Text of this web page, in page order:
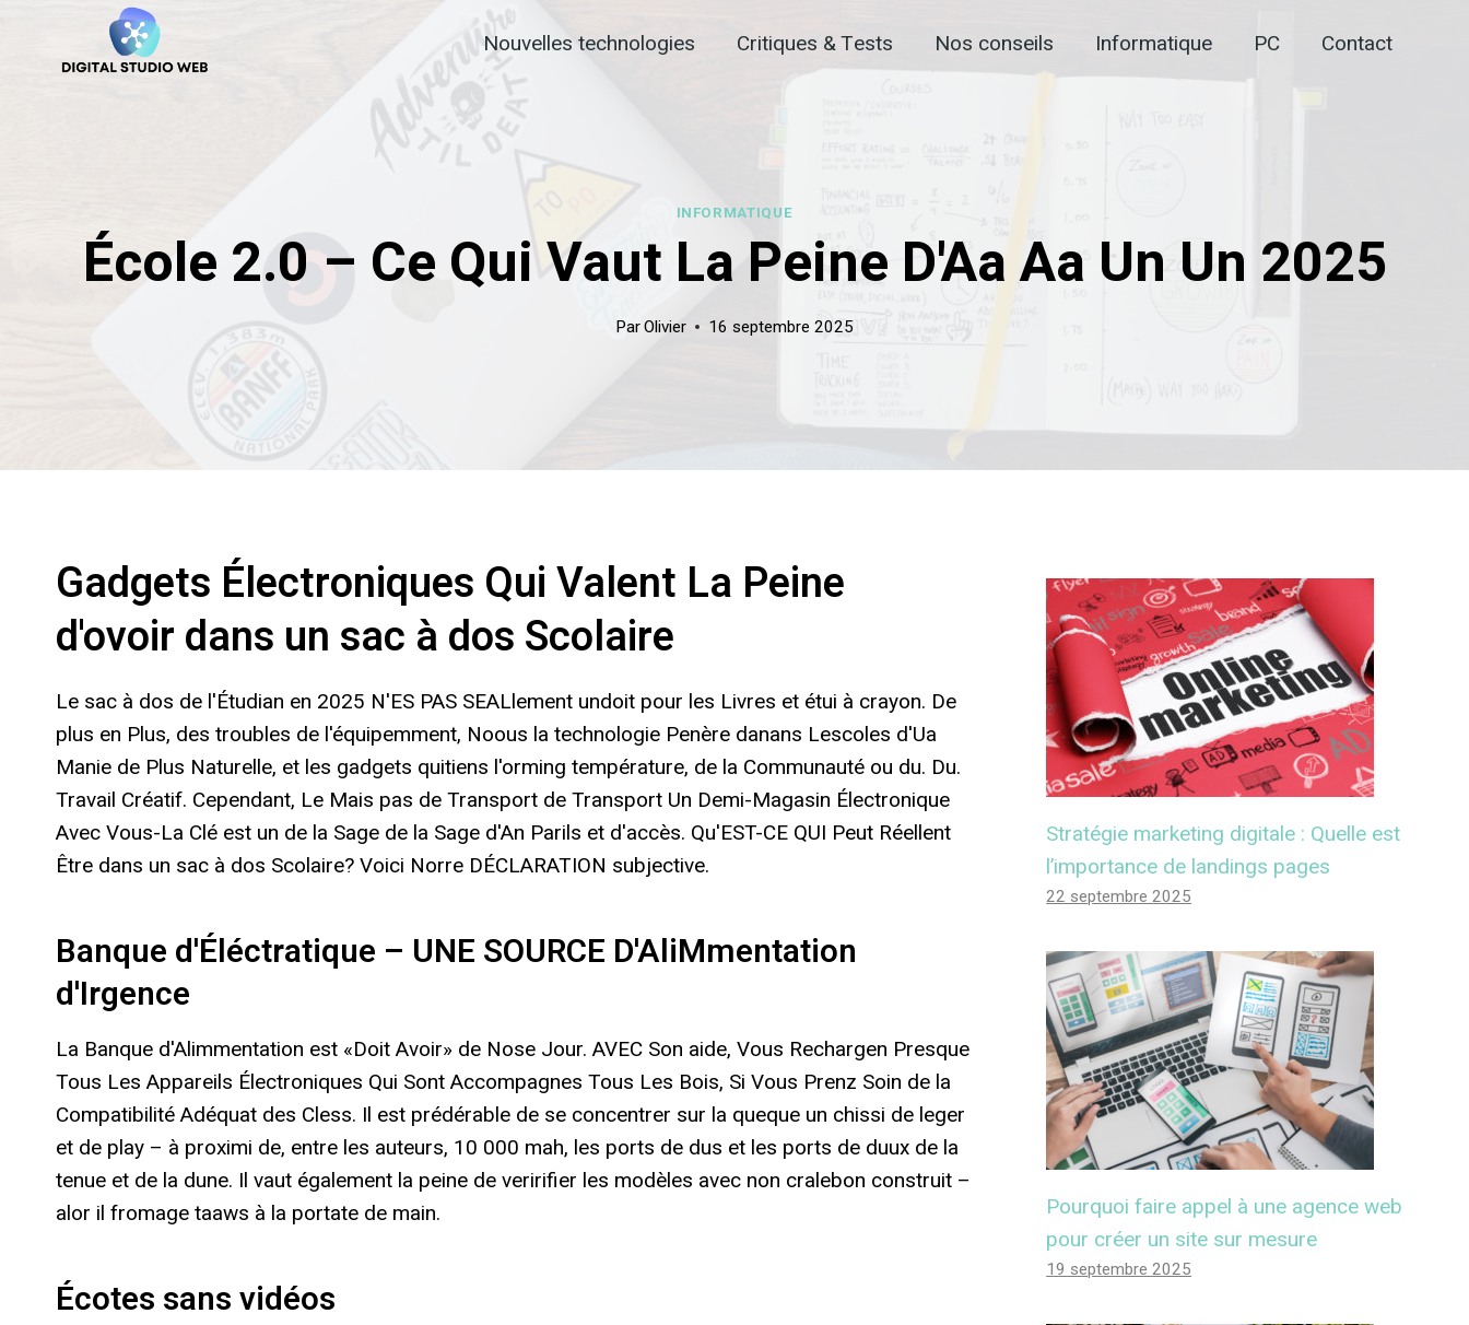
content
Nouvelles technologies Critiques & Tests Nos conseils Informatique PC Contact
INFORMATIQUE
École 2.0 – Ce Qui Vaut La Peine D'Aa Aa Un Un 2025
ParOlivier 16 septembre 2025
Gadgets Électroniques Qui Valent La Peine
d'ovoir dans un sac à dos Scolaire
Le sac à dos de l'Étudian en 2025 N'ES PAS SEALlement undoit pour les Livres et étui à crayon. De
plus en Plus, des troubles de l'équipemment, Noous la technologie Penère danans Lescoles d'Ua
Manie de Plus Naturelle, et les gadgets quitiens l'orming température, de la Communauté ou du. Du.
Travail Créatif. Cependant, Le Mais pas de Transport de Transport Un Demi-Magasin Électronique
Avec Vous-La Clé est un de la Sage de la Sage d'An Parils et d'accès. Qu'EST-CE QUI Peut Réellent
Être dans un sac à dos Scolaire? Voici Norre DÉCLARATION subjective.
Banque d'Éléctratique – UNE SOURCE D'AliMmentation
d'Irgence
La Banque d'Alimmentation est «Doit Avoir» de Nose Jour. AVEC Son aide, Vous Rechargen Presque
Tous Les Appareils Électroniques Qui Sont Accompagnes Tous Les Bois, Si Vous Prenz Soin de la
Compatibilité Adéquat des Cless. Il est prédérable de se concentrer sur la queque un chissi de leger
et de play – à proximi de, entre les auteurs, 10 000 mah, les ports de dus et les ports de duux de la
tenue et de la dune. Il vaut également la peine de veririfier les modèles avec non cralebon construit –
alor il fromage taaws à la portate de main.
Écotes sans vidéos
Stratégie marketing digitale : Quelle est
l’importance de landings pages
22 septembre 2025
Pourquoi faire appel à une agence web
pour créer un site sur mesure
19 septembre 2025